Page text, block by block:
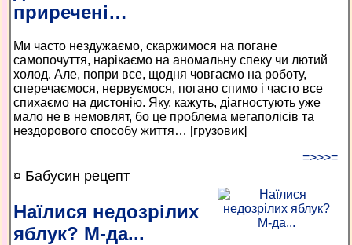
приречені…
Ми часто нездужаємо, скаржимося на погане
самопочуття, нарікаємо на аномальну спеку чи лютий
холод. Але, попри все, щодня човгаємо на роботу,
сперечаємося, нервуємося, погано спимо і часто все
спихаємо на дистонію. Яку, кажуть, діагностують уже
мало не в немовлят, бо це проблема мегаполісів та
нездорового способу життя… [грузовик]
=>>>=
¤ Бабусин рецепт
Наїлися недозрілих
яблук? М-да...